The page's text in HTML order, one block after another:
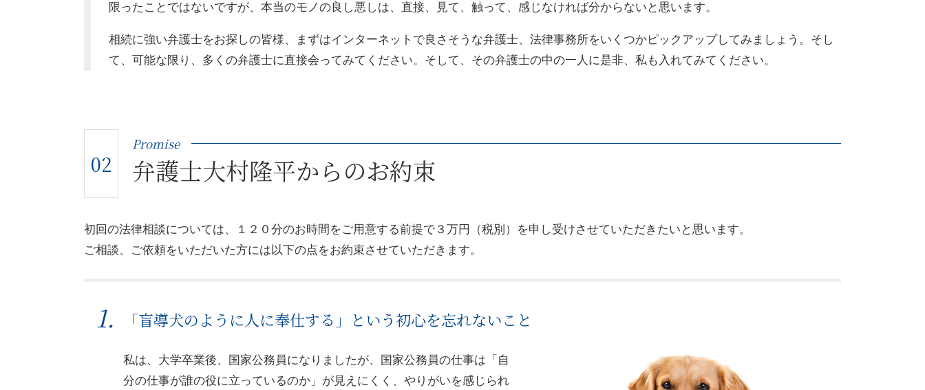
限ったことではないですが、本当のモノの良し悪しは、直接、見て、触って、感じなければ分からないと思います。
相続に強い弁護士をお探しの皆様、まずはインターネットで良さそうな弁護士、法律事務所をいくつかピックアップしてみましょう。そし
て、可能な限り、多くの弁護士に直接会ってみてください。そして、その弁護士の中の一人に是非、私も入れてみてください。
02
Promise
弁護士大村隆平からのお約束
初回の法律相談については、１２０分のお時間をご用意する前提で３万円（税別）を申し受けさせていただきたいと思います。
ご相談、ご依頼をいただいた方には以下の点をお約束させていただきます。
「盲導犬のように人に奉仕する」という初心を忘れないこと
私は、大学卒業後、国家公務員になりましたが、国家公務員の仕事は「自
分の仕事が誰の役に立っているのか」が見えにくく、やりがいを感じられ